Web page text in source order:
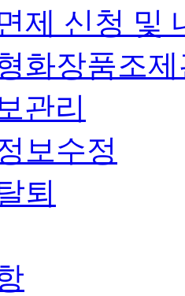
제 신청 및
화장품조
관리
보수정
퇴